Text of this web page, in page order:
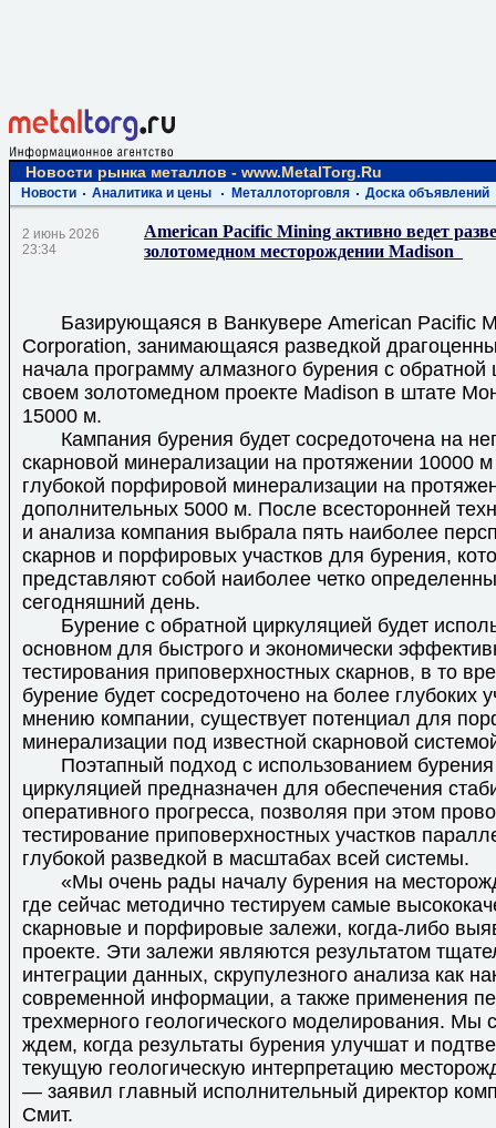
Новости рынка металлов - www.MetalTorg.Ru
Новости Аналитика и цены Металлоторговля Доска объявлений
2 июнь 2026
23:34
American Pacific Mining активно ведет
золотомедном месторождении Madison
Базирующаяся в Ванкувере American Pacific
Corporation, занимающаяся разведкой
начала программу алмазного бурения с обратной
своем золотомедном проекте Madison в штате
15000 м.
Кампания бурения будет сосредоточена на
скарновой минерализации на протяжении 10000
глубокой порфировой минерализации на
дополнительных 5000 м. После всесторонней
и анализа компания выбрала пять наиболее
скарнов и порфировых участков для бурения,
представляют собой наиболее четко
сегодняшний день.
Бурение с обратной циркуляцией будет
основном для быстрого и экономически
тестирования приповерхностных скарнов, в то
бурение будет сосредоточено на более глубоких
мнению компании, существует потенциал для
минерализации под известной скарновой
Поэтапный подход с использованием бурения
циркуляцией предназначен для обеспечения
оперативного прогресса, позволяя при этом
тестирование приповерхностных участков
глубокой разведкой в ​​масштабах всей системы.
«Мы очень рады началу бурения на
где сейчас методично тестируем самые
скарновые и порфировые залежи, когда-либо
проекте. Эти залежи являются результатом
интеграции данных, скрупулезного анализа как
современной информации, а также применения
трехмерного геологического моделирования. Мы
ждем, когда результаты бурения улучшат и
текущую геологическую интерпретацию
— заявил главный исполнительный директор
Смит.